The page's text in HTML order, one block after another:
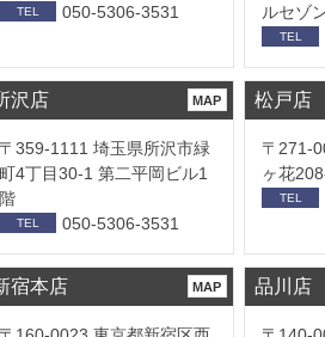
TEL 050-5306-3531
ルセゾ
TEL
沢店 MAP
〒359-1111 埼玉県所沢市緑
町4丁目30-1 第二平岡ビル1
階
TEL 050-5306-3531
松戸店
〒271-
ヶ花
TEL
宿本店 MAP 品川店